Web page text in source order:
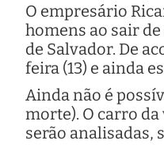
O empresário
homens ao sair
de Salvador. De
feira (13) e ainda
Ainda não é
morte). O carro
serão analisadas,